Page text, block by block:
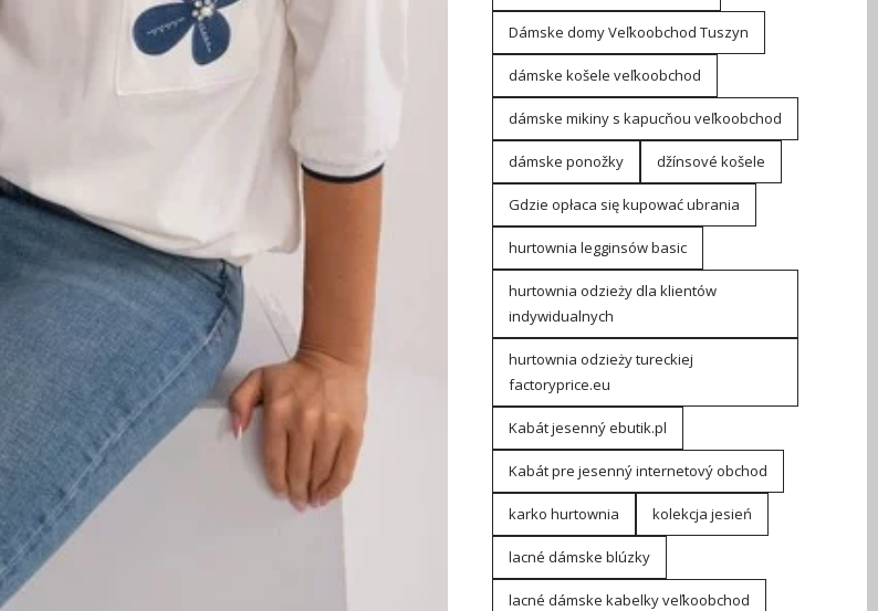
Dámske domy Veľkoobchod Tuszyn
dámske košele veľkoobchod
dámske mikiny s kapucňou veľkoobchod
dámske ponožky džínsové košele
Gdzie opłaca się kupować ubrania
hurtownia legginsów basic
hurtownia odzieży dla klientów
indywidualnych
hurtownia odzieży tureckiej
factoryprice.eu
Kabát jesenný ebutik.pl
Kabát pre jesenný internetový obchod
karko hurtownia kolekcja jesień
lacné dámske blúzky
lacné dámske kabelky veľkoobchod